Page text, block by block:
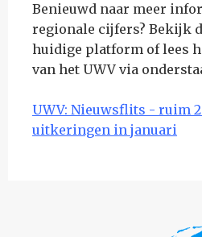
Benieuwd naar meer
regionale cijfers? Bekijk
huidige platform of lees
van het UWV via
UWV: Nieuwsflits - ruim
uitkeringen in januari